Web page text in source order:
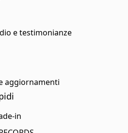
e testimonianze
aggiornamenti
in